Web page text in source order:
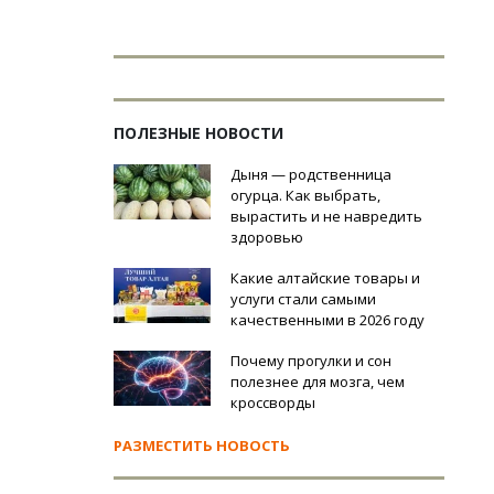
ПОЛЕЗНЫЕ НОВОСТИ
Дыня — родственница
огурца. Как выбрать,
вырастить и не навредить
здоровью
Какие алтайские товары и
услуги стали самыми
качественными в 2026 году
Почему прогулки и сон
полезнее для мозга, чем
кроссворды
РАЗМЕСТИТЬ НОВОСТЬ